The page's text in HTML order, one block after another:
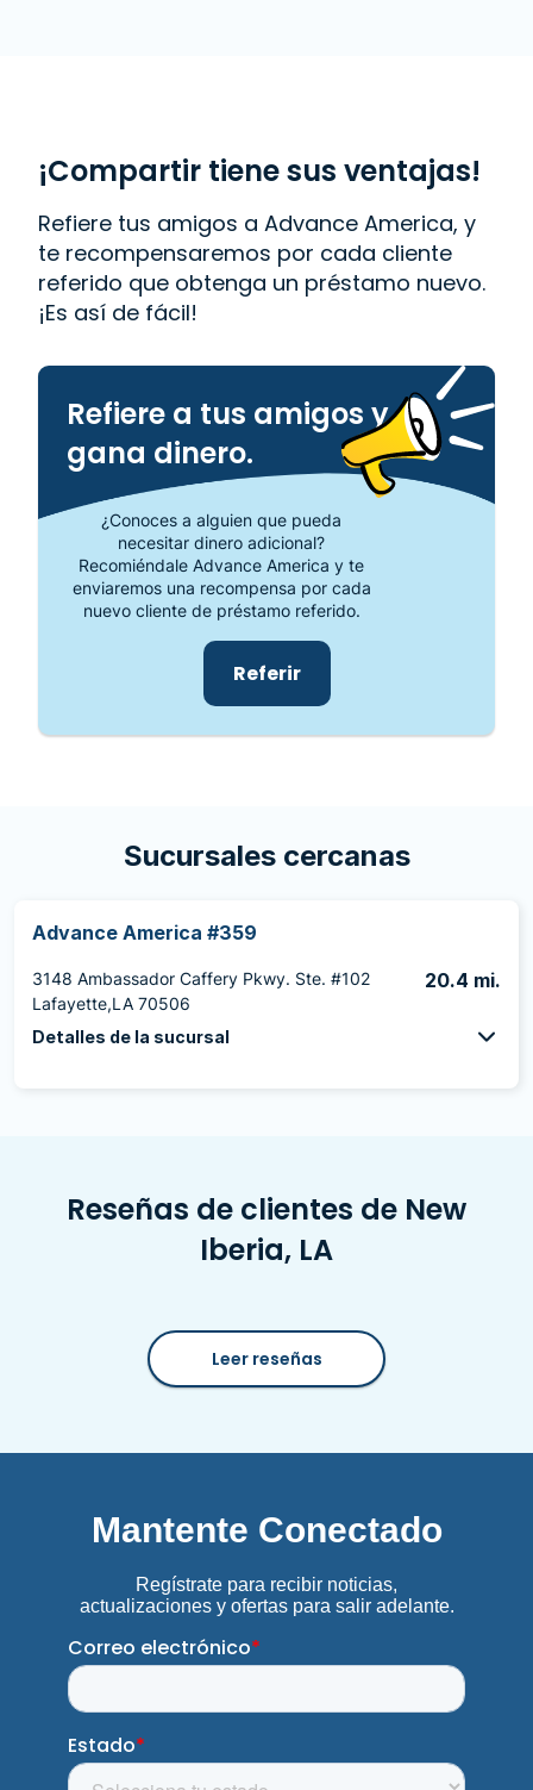
Doyle Drive, New Iberia, LA 70563.
¡Compartir tiene sus ventajas!
Refiere tus amigos a Advance America, y
te recompensaremos por cada cliente
referido que obtenga un préstamo nuevo.
¡Es así de fácil!
Refiere a tus amigos y
gana dinero.
¿Conoces a alguien que pueda
necesitar dinero adicional?
Recomiéndale Advance America y te
enviaremos una recompensa por cada
nuevo cliente de préstamo referido.
Referir
Sucursales cercanas
Advance America #359
3148 Ambassador Caffery Pkwy. Ste. #102
Lafayette,LA 70506
20.4 mi.
Detalles de la sucursal
Reseñas de clientes de New
Iberia, LA
Leer reseñas